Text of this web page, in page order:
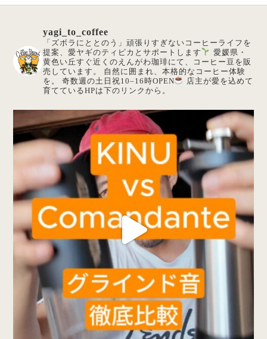
yagi_to_coffee
「ズボラにととのう」頑張りすぎないコーヒーライフを
提案、愛ヤギのティピカとサポートします
愛媛県・
黄色い丘すぐ近くのえんがわ珈琲にて、コーヒー豆を販
売しています。
自然に囲まれ、本格的なコーヒー体験
を。
奇数週の土日祝10–16時OPEN
店主が愛を込めて
育てているHPは下のリンクから。